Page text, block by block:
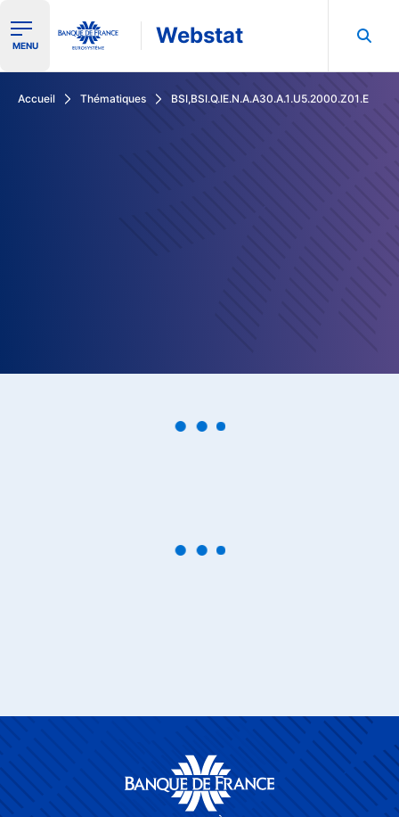
Ouvrir le menu de navigation
MENU Webstat
Accueil Thématiques BSI,BSI.Q.IE.N.A.A30.A.1.U5.2000.Z01.E